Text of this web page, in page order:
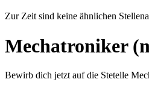
Zur Zeit sind keine ähnlichen
Mechatroniker
Bewirb dich jetzt auf die Stetelle